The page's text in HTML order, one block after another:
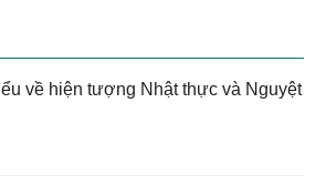
về hiện tượng Nhật thực và Nguyệt